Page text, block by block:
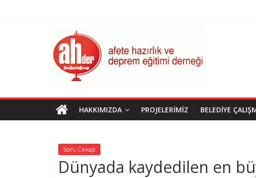
AHDER
Afete
Hazırlık
Deprem
Eğitimi
Derneği
HAKKIMIZDA PROJELERIMIZ BELEDIYE
Soru Cevap
Dünyada kaydedilen en